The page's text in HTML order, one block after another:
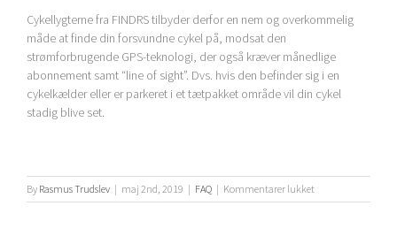
Cykellygterne fra FINDRS tilbyder derfor en nem og overkommelig
måde at finde din forsvundne cykel på, modsat den
strømforbrugende GPS-teknologi, der også kræver månedlige
abonnement samt “line of sight”. Dvs. hvis den befinder sig i en
cykelkælder eller er parkeret i et tætpakket område vil din cykel
stadig blive set.
By Rasmus Trudslev | maj 2nd, 2019 | FAQ | Kommentarer lukkettil
Hvordan